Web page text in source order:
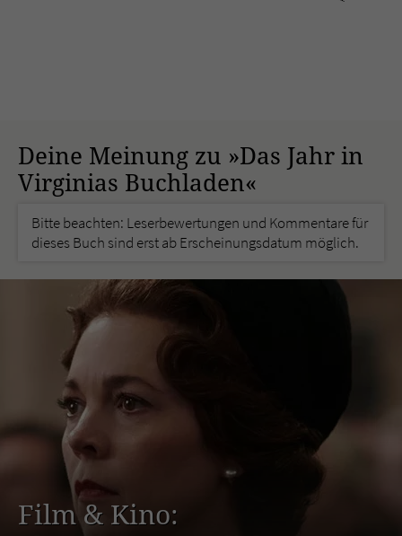
Deine Meinung zu »Das Jahr in
Virginias Buchladen«
Bitte beachten: Leserbewertungen und Kommentare für
dieses Buch sind erst ab Erscheinungsdatum möglich.
Film & Kino: